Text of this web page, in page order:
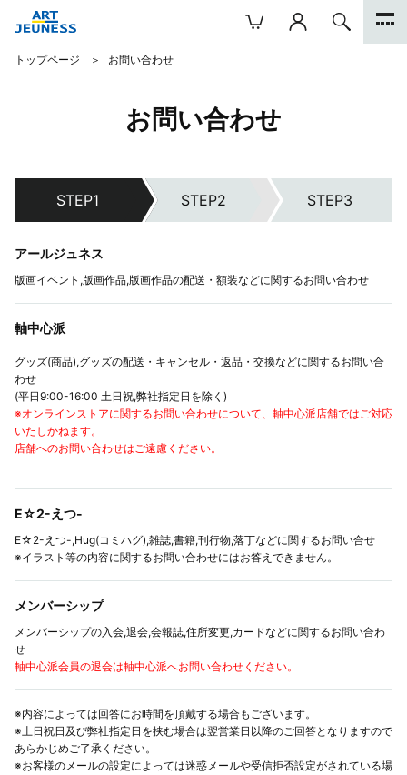
トップページ お問い合わせ
お問い合わせ
アールジュネス
版画イベント,版画作品,版画作品の配送・額装などに関するお問い合わせ
軸中心派
グッズ(商品),グッズの配送・キャンセル・返品・交換などに関するお問い合
わせ
(平日9:00-16:00 土日祝,弊社指定日を除く)
※オンラインストアに関するお問い合わせについて、軸中心派店舗ではご対応
いたしかねます。
店舗へのお問い合わせはご遠慮ください。
E☆2-えつ-
E☆2-えつ-,Hug(コミハグ),雑誌,書籍,刊行物,落丁などに関するお問い合せ
※イラスト等の内容に関するお問い合わせにはお答えできません。
メンバーシップ
メンバーシップの入会,退会,会報誌,住所変更,カードなどに関するお問い合わ
せ
軸中心派会員の退会は軸中心派へお問い合わせください。
※内容によっては回答にお時間を頂戴する場合もございます。
※土日祝日及び弊社指定日を挟む場合は翌営業日以降のご回答となりますので
あらかじめご了承ください。
※お客様のメールの設定によっては迷惑メールや受信拒否設定がされている場